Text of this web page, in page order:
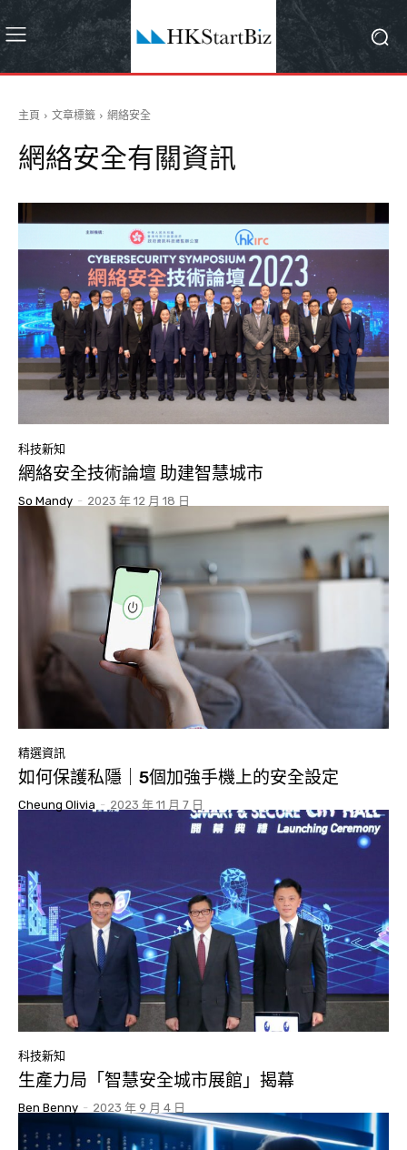
主頁 文章標籤 網絡安全
網絡安全有關資訊
科技新知
網絡安全技術論壇 助建智慧城市
So Mandy - 2023 年 12 月 18 日
精選資訊
如何保護私隱｜5個加強手機上的安全設定
Cheung Olivia - 2023 年 11 月 7 日
科技新知
生產力局「智慧安全城市展館」揭幕
Ben Benny - 2023 年 9 月 4 日